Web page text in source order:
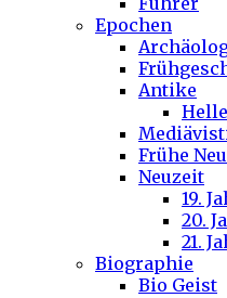
Epochen
Antike
Frühe
Neuzeit
19.
20.
21.
Biographie
Bio Geist